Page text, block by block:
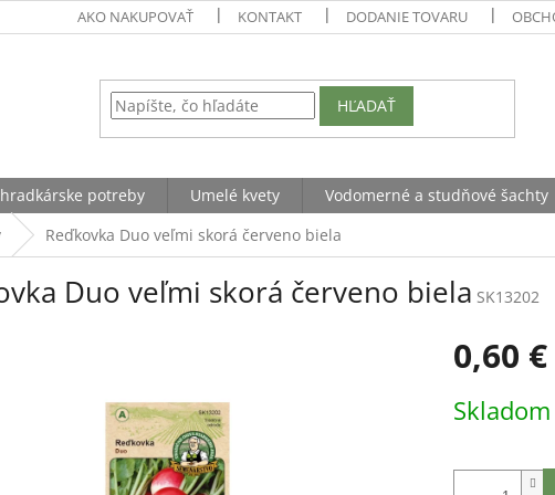
AKO NAKUPOVAŤ KONTAKT DODANIE TOVARU
HĽADAŤ
potreby Umelé kvety Vodomerné a studňové šachty
Reďkovka Duo veľmi skorá červeno biela
Duo veľmi skorá červeno biela SK13202
0,60 €
cena:
Skladom